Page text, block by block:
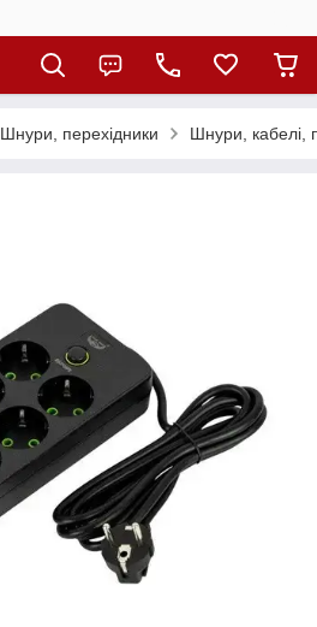
Шнури, перехідники Шнури, кабелі,